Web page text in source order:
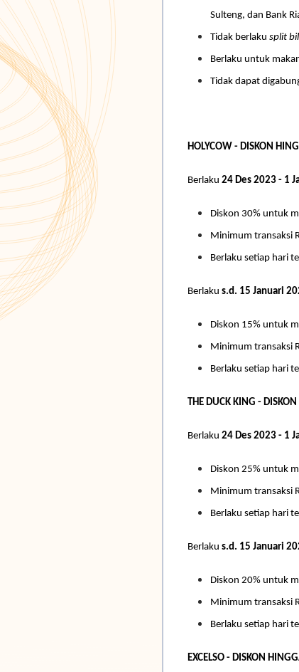
Sulteng, dan Bank
Tidak berlaku split
Berlaku untuk
Tidak dapat
HOLYCOW - DISKON
Berlaku 24 Des 2023 - 1
Diskon 30% untuk
Minimum transaksi
Berlaku setiap hari
Berlaku s.d. 15 Januari
Diskon 15% untuk
Minimum transaksi
Berlaku setiap hari
THE DUCK KING -
Berlaku 24 Des 2023 - 1
Diskon 25% untuk
Minimum transaksi
Berlaku setiap hari
Berlaku s.d. 15 Januari
Diskon 20% untuk
Minimum transaksi
Berlaku setiap hari
EXCELSO - DISKON